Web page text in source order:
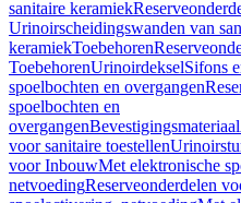
sanitaire keramiek
Urinoirscheidingswanden van
keramiekToebehoren
ToebehorenUrinoirdekselSifons
spoelbochten en overgangen
spoelbochten en
overgangenBevestigingsmateriaal
voor sanitaire toestellen
voor InbouwMet elektronische
netvoedingReserveonderdelen